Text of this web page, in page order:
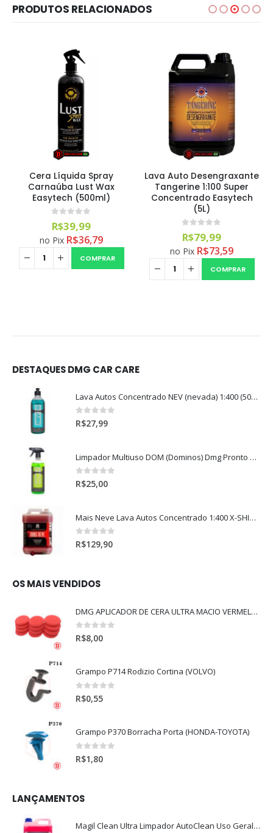
PRODUTOS RELACIONADOS
Cera Líquida Spray
Carnaúba Lust Wax
Easytech (500ml)
R$39,99
no Pix R$36,79
COMPRAR
Lava Auto Desengraxante
Tangerine 1:100 Super
Concentrado Easytech
(5L)
R$79,99
no Pix R$73,59
COMPRAR
DESTAQUES DMG CAR CARE
Lava Autos Concentrado NEV (nevada) 1:400 (500ml)
0out of 5
R$27,99
Limpador Multiuso DOM (Dominos) Dmg Pronto P/Uso (500ml)
0out of 5
R$25,00
Mais Neve Lava Autos Concentrado 1:400 X-SHINE 5Litros
0out of 5
R$129,90
OS MAIS VENDIDOS
DMG APLICADOR DE CERA ULTRA MACIO VERMELHO l
0out of 5
R$8,00
Grampo P714 Rodizio Cortina (VOLVO)
0out of 5
R$0,55
Grampo P370 Borracha Porta (HONDA-TOYOTA)
0out of 5
R$1,80
LANÇAMENTOS
Magil Clean Ultra Limpador AutoClean Uso Geral 5L